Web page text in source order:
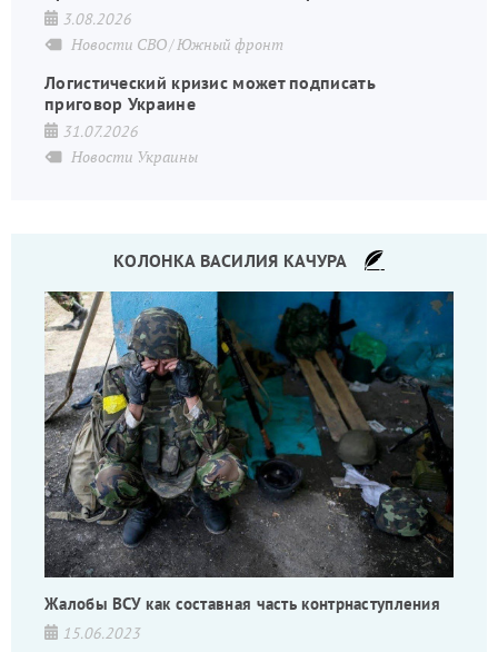
3.08.2026
Новости СВО Южный фронт
Логистический кризис может подписать
приговор Украине
31.07.2026
Новости Украины
КОЛОНКА ВАСИЛИЯ КАЧУРА
Жалобы ВСУ как составная часть контрнаступления
15.06.2023